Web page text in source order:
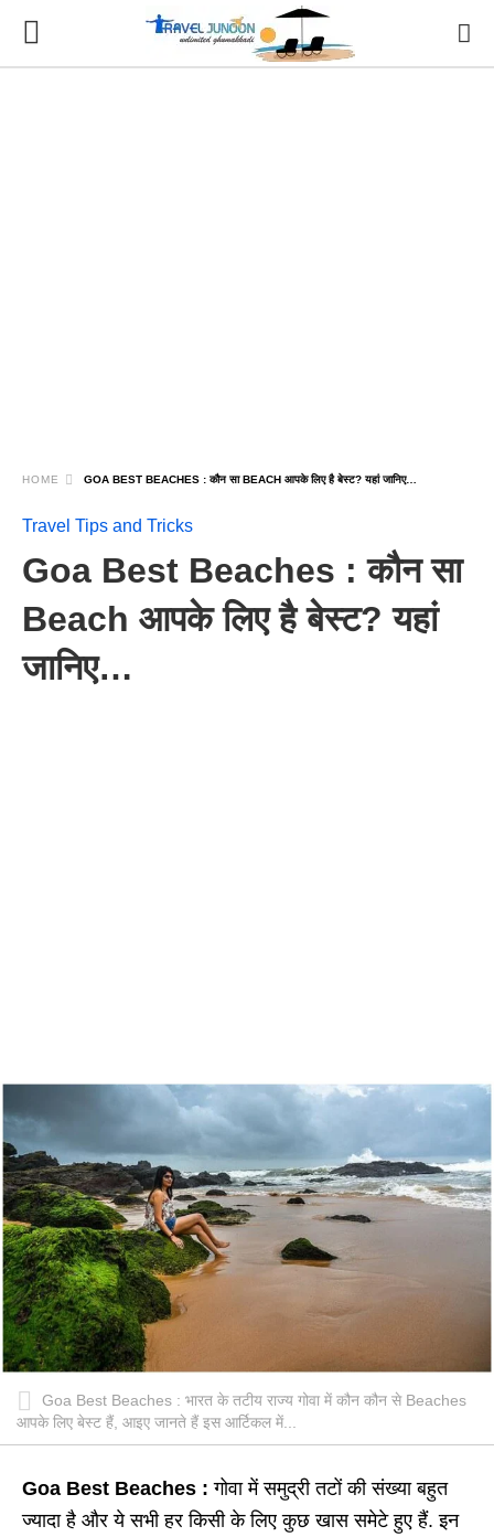
HOME GOA BEST BEACHES : कौन सा BEACH आपके लिए है बेस्ट? यहां जानिए…
Travel Tips and Tricks
Goa Best Beaches : कौन सा
Beach आपके लिए है बेस्ट? यहां
जानिए…
Goa Best Beaches : भारत के तटीय राज्य गोवा में कौन कौन से Beaches
आपके लिए बेस्ट हैं, आइए जानते हैं इस आर्टिकल में...
Goa Best Beaches : गोवा में समुद्री तटों की संख्या बहुत
ज्यादा है और ये सभी हर किसी के लिए कुछ खास समेटे हुए हैं. इन